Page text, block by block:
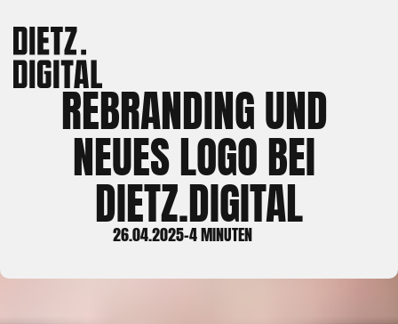
REBRANDING UND
NEUES LOGO BEI
DIETZ.DIGITAL
26.04.2025-4 MINUTEN